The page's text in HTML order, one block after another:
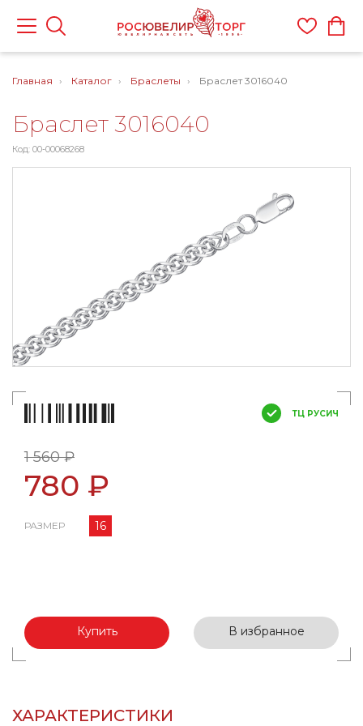
Главная Каталог Браслеты Браслет 3016040
Браслет 3016040
Код: 00-00068268
ТЦ РУСИЧ
1 560 ₽
780 ₽
РАЗМЕР 16
Купить В избранное
ХАРАКТЕРИСТИКИ